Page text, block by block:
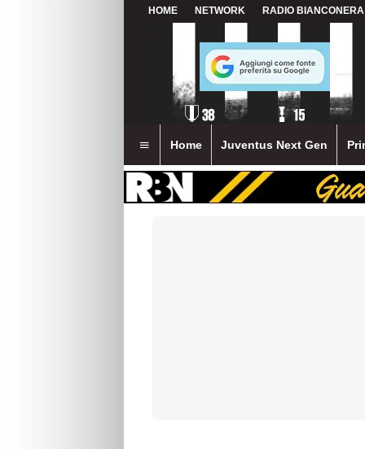
HOME NETWORK RADIO BIANCONERA
Home Juventus Next Gen